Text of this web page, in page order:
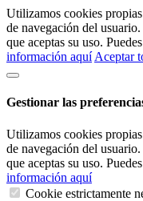
Utilizamos cookies
de navegación del
que aceptas su uso.
información aquí Aceptar
Gestionar las
Utilizamos cookies
de navegación del
que aceptas su uso.
información aquí
Cookie estrictamente